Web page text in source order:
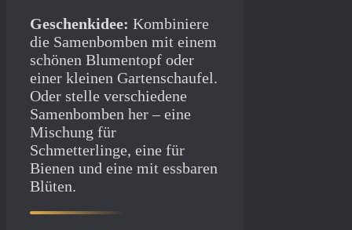
Geschenkidee: Kombiniere
die Samenbomben mit einem
schönen Blumentopf oder
einer kleinen Gartenschaufel.
Oder stelle verschiedene
Samenbomben her – eine
Mischung für
Schmetterlinge, eine für
Bienen und eine mit essbaren
Blüten.